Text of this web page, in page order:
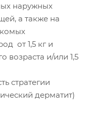
наружных
а также на
от 1,5 кг и
возраста и/или 1,5
стратегии
дерматит)